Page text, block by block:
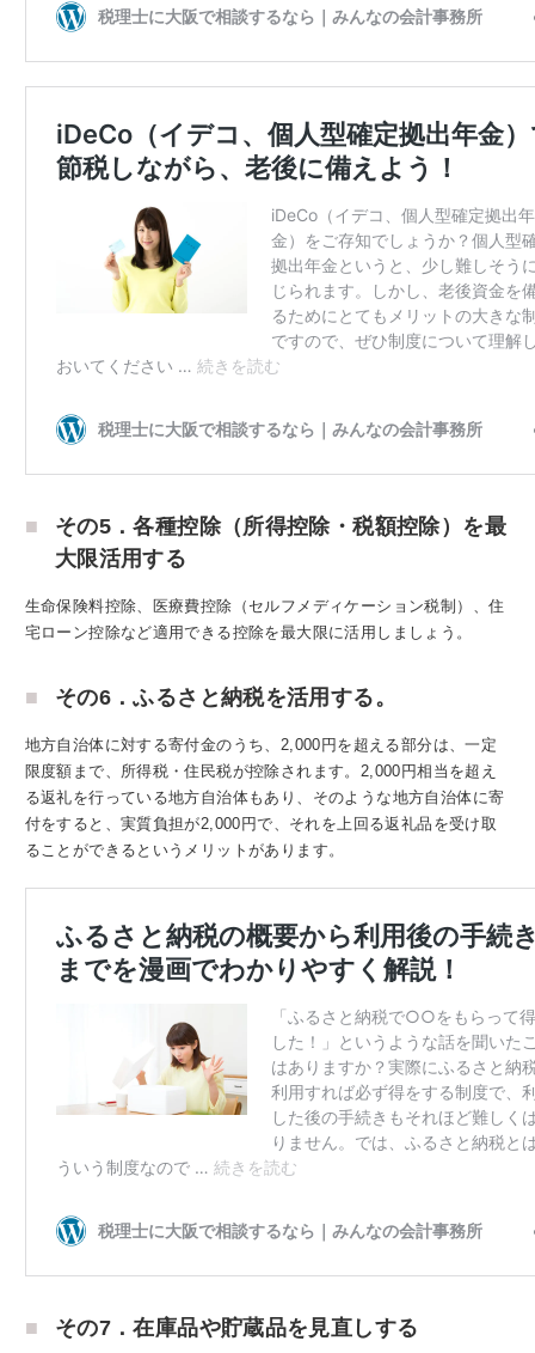
その5．各種控除（所得控除・税額控除）を最
大限活用する
生命保険料控除、医療費控除（セルフメディケーション税制）、住
宅ローン控除など適用できる控除を最大限に活用しましょう。
その6．ふるさと納税を活用する。
地方自治体に対する寄付金のうち、2,000円を超える部分は、一定
限度額まで、所得税・住民税が控除されます。2,000円相当を超え
る返礼を行っている地方自治体もあり、そのような地方自治体に寄
付をすると、実質負担が2,000円で、それを上回る返礼品を受け取
ることができるというメリットがあります。
その7．在庫品や貯蔵品を見直しする